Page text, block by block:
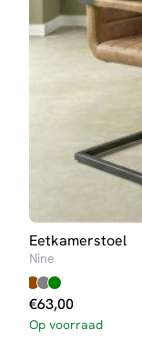
Eetkamerstoel
Nine
€63,00
Op voorraad